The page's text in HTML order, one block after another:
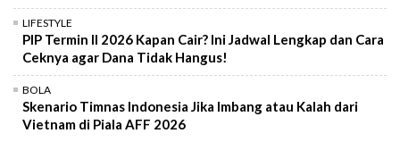
LIFESTYLE
PIP Termin II 2026 Kapan Cair? Ini Jadwal Lengkap dan Cara
Ceknya agar Dana Tidak Hangus!
BOLA
Skenario Timnas Indonesia Jika Imbang atau Kalah dari
Vietnam di Piala AFF 2026